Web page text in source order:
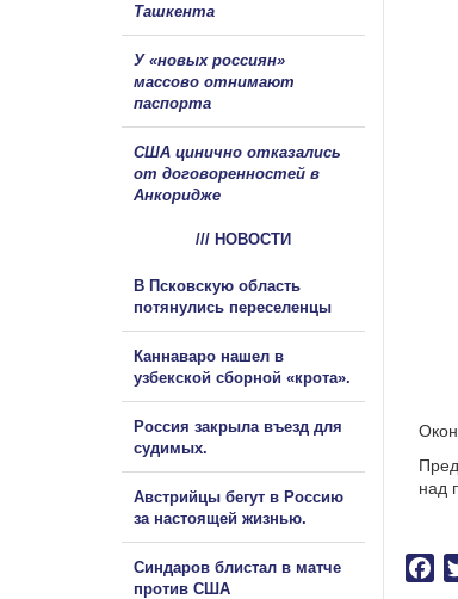
над
Ташкента
У «новых россиян»
массово отнимают
паспорта
США цинично отказались
от договоренностей в
Анкоридже
/// НОВОСТИ
В Псковскую область
потянулись переселенцы
Каннаваро нашел в
узбекской сборной «крота».
Россия закрыла въезд для
судимых.
Австрийцы бегут в Россию
за настоящей жизнью.
Синдаров блистал в матче
против США